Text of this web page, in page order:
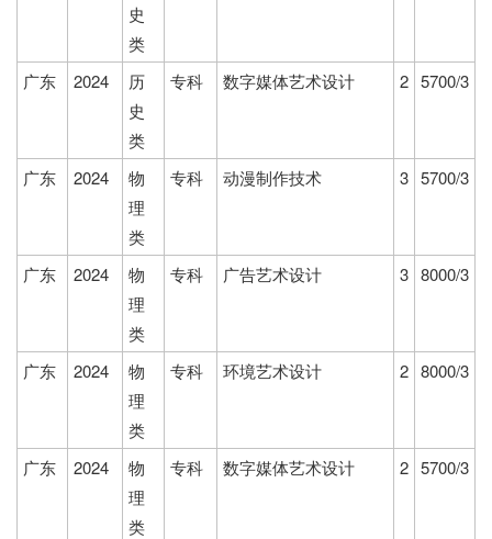
史
类
广东 2024
历
史
类
专科 数字媒体艺术设计 2 5700/3
广东 2024
物
理
类
专科 动漫制作技术 3 5700/3
广东 2024
物
理
类
专科 广告艺术设计 3 8000/3
广东 2024
物
理
类
专科 环境艺术设计 2 8000/3
广东 2024
物
理
类
专科 数字媒体艺术设计 2 5700/3